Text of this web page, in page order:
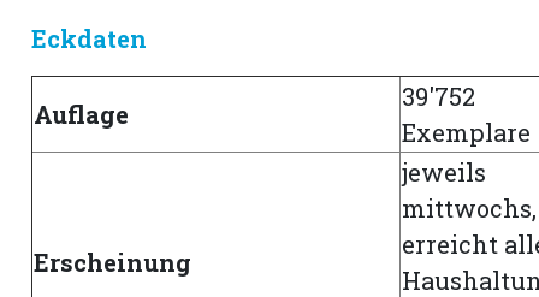
Eckdaten
Auflage
39'752
Exemplare
Erscheinung
jeweils
mittwochs,
erreicht